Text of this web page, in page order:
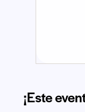
¡Este